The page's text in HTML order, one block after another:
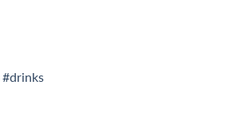
#drinks